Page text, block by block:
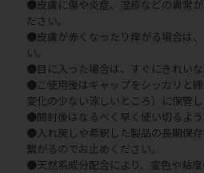
●皮膚に傷や炎症、湿疹などの異常
ださい。
●皮膚が赤くなったり痒がる場合は
い。
●目に入った場合は、すぐにきれいな
●ご使用後はキャップをシッカリと
変化の少ない涼しいところ）に保管し
●開封後はなるべく早く使い切るよう
●入れ戻しや希釈した製品の長期保
繋がるのでお止めください。
●天然系成分配合により、変色や粘